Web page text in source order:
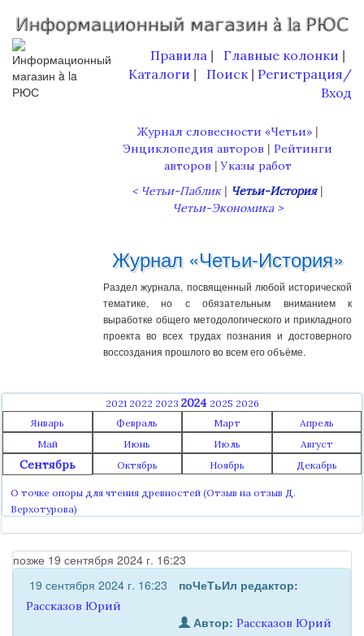
Правила Главные колонки
Каталоги Поиск
Регистрация/
Вход
Журнал словесности «Четьи»|
Энциклопедия авторов | Рейтинги
авторов |Указы работ
< Четьи-Паблик| Четьи-История|
Четьи-Экономика >
Журнал «Четьи-История»
Раздел журнала, посвященный любой исторической
тематике, но с обязательным вниманием к
выработке общего методологического и прикладного
проекта во всех трудах познания и достоверного
воссоздания прошлого во всем его объёме.
2021 2022 2023 2024 2025 2026
Январь
Февраль Март
Апрель
Май
Июнь Июль Август
Сентябрь Октябрь Ноябрь Декабрь
О точке опоры для чтения древностей (Отзыв на отзыв Д.
Верхотурова)
позже 19 сентября 2024 г. 16:23
19 сентября 2024 г. 16:23
поЧеТьИл редактор:
Рассказов Юрий
Автор: Рассказов Юрий